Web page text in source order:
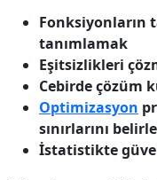
Fonksiyonların
tanımlamak
Eşitsizlikleri
Cebirde çözüm
Optimizasyon
sınırlarını
İstatistikte